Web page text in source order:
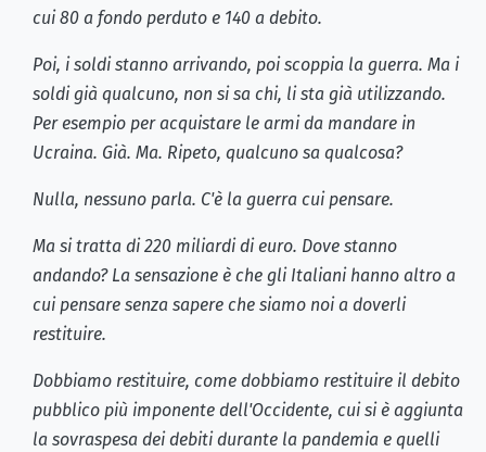
cui 80 a fondo perduto e 140 a debito.
Poi, i soldi stanno arrivando, poi scoppia la guerra. Ma i
soldi già qualcuno, non si sa chi, li sta già utilizzando.
Per esempio per acquistare le armi da mandare in
Ucraina. Già. Ma. Ripeto, qualcuno sa qualcosa?
Nulla, nessuno parla. C'è la guerra cui pensare.
Ma si tratta di 220 miliardi di euro. Dove stanno
andando? La sensazione è che gli Italiani hanno altro a
cui pensare senza sapere che siamo noi a doverli
restituire.
Dobbiamo restituire, come dobbiamo restituire il debito
pubblico più imponente dell'Occidente, cui si è aggiunta
la sovraspesa dei debiti durante la pandemia e quelli